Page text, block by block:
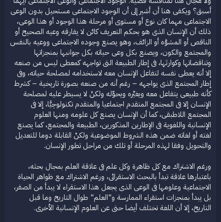
أسبق؟ ويكفى هنا أن أشير إلى أن الوجود الاجتماعى مستحيل بدون الوعى
الاجتماعى مهما كان نوع أو مستوى أو مرحلة هذا الوجود أو هذا الوعى،
ذلك أن الإنسان الذى هو بحكم التعريف كائن لا يفارقه وعيه الصحيح أو
الناقص أو المشوَّه أو الزائف، وهو يصنع وجوده الاجتماعى ووعيه بالنفس
والمجتمع والكون، ويصنع بكل وعى حياته بكل جوانبها بمنجزاتها
وتناقضاتها وكوارثها، فى إطار الطبيعة التى تواجهه كمعطى ليس من صنعه
إلا أنه يعطى نفسه لتفاعل الإنسان معه لاستخدامه لمصلحة حياته، وفى
إطار المجتمع الذى يواجهه – رغم أنه من صنعه بصورة تاريخية – كشرط
كأنه طبيعى يتفاعل معه ويغيِّره ويحوِّله ولكنْ لا يسيطر عليه لمصلحة
الإنسان إلا فى المجتمع المتقدم اجتماعيا والمتقدم تكنولوچيًّا، إلا فى
المجتمع اللاطبقى، كما أن الإنسان يصنع كل علومه ومنها العلوم
الإنسانية واللغوية فى الإطارين المذكورين، الطبيعة والمجتمع، كما يصنع
لغته أو لغاته ضمن هذه الشروط الموضوعية ولكنْ القابلة دوما للتعديل
والتحويل وفقا لهذه المرحلة أو تلك من مراحل تطور الإنسان.
ورغم الاشتراك مع كل ظاهرة وكل علم فى علاقة العلم بمجال بحثه،
باعتبارها علاقة تبدأ بالبحث الاستقرائى، ورغم الاشتراك مع ظواهر الحياة
الاجتماعية وعلومها فى الوعى الذى يجعل هذا الاستقراء لا يبدأ من الصفر،
بل يبدأ بمنجزات استقراء الممارسة و"العلم" طوال التاريخ وما قبل
التاريخ، إلا أن اللغة تختلف أيضا حتى عن العلوم الإنسانية الأخرى.